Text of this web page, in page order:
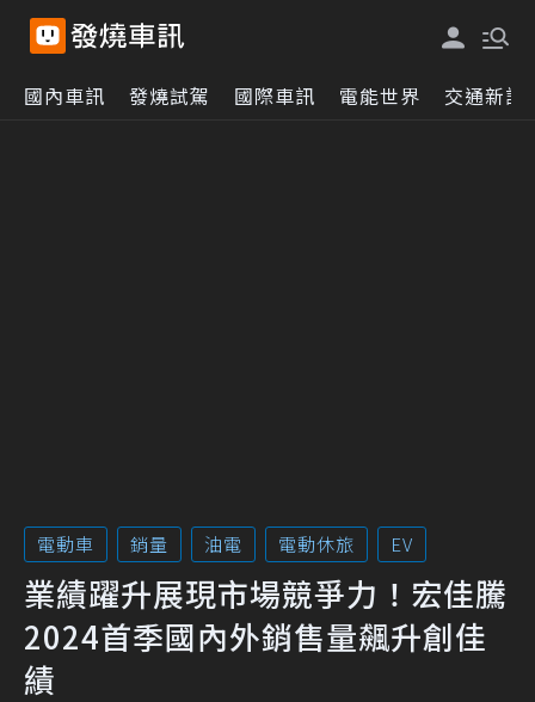
國內車訊 發燒試駕 國際車訊 電能世界 交通新訊
電動車 銷量 油電 電動休旅 EV
業績躍升展現市場競爭力！宏佳騰
2024首季國內外銷售量飆升創佳
績